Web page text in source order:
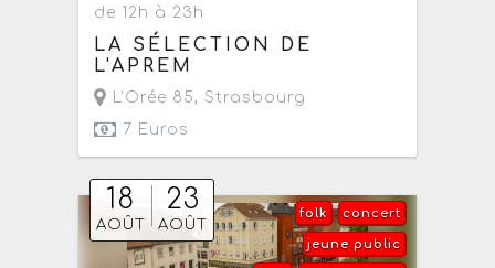
de 12h à 23h
LA SÉLECTION DE
L'APREM
L'Orée 85, Strasbourg
7 Euros
18
AOÛT
23
AOÛT
concert
folk
jeune public